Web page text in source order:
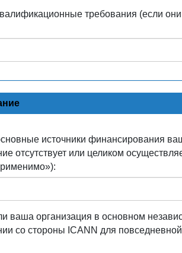
требования (если
источники финансирования
отсутствует или целиком
ваша организация в основном
со стороны ICANN для повседневной